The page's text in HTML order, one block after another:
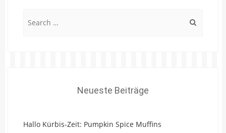
Neueste Beiträge
Hallo Kürbis-Zeit: Pumpkin Spice Muffins